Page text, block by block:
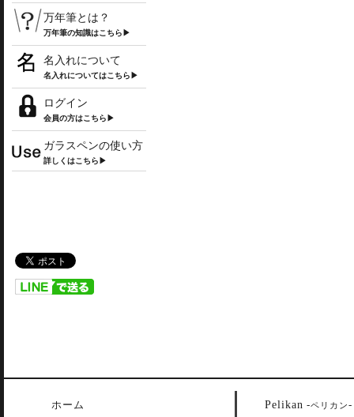
万年筆とは？
万年筆の知識はこちら▶
名入れについて
名入れについてはこちら▶
ログイン
会員の方はこちら▶
ガラスペンの使い方
詳しくはこちら▶
ホーム
Pelikan -ペリカン-